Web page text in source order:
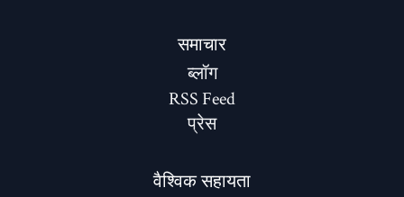
समाचार
ब्लॉग
RSS Feed
प्रेस
वैश्विक सहायता